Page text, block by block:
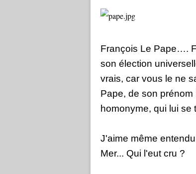
François Le Pape….
son élection
vrais, car vous le ne
Pape, de son
homonyme, qui lui
J'aime même
Mer... Qui l'eut cru ?